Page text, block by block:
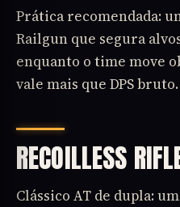
Prática recomendada:
Railgun que segura
enquanto o time move
vale mais que DPS bruto.
RECOILLESS
Clássico AT de dupla: